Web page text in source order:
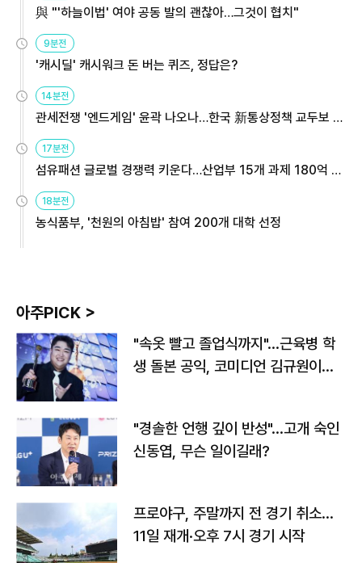
與 "'하늘이법' 여야 공동 발의 괜찮아…그것이 협치"
9분전
'캐시딜' 캐시워크 돈 버는 퀴즈, 정답은?
14분전
관세전쟁 '엔드게임' 윤곽 나오나…한국 新통상정책 교두보 활
용해야
17분전
섬유패션 글로벌 경쟁력 키운다…산업부 15개 과제 180억 지
원
18분전
농식품부, '천원의 아침밥' 참여 200개 대학 선정
아주PICK >
"속옷 빨고 졸업식까지"…근육병 학
생 돌본 공익, 코미디언 김규원이었
"경솔한 언행 깊이 반성"…고개 숙인
신동엽, 무슨 일이길래?
프로야구, 주말까지 전 경기 취소…
11일 재개·오후 7시 경기 시작